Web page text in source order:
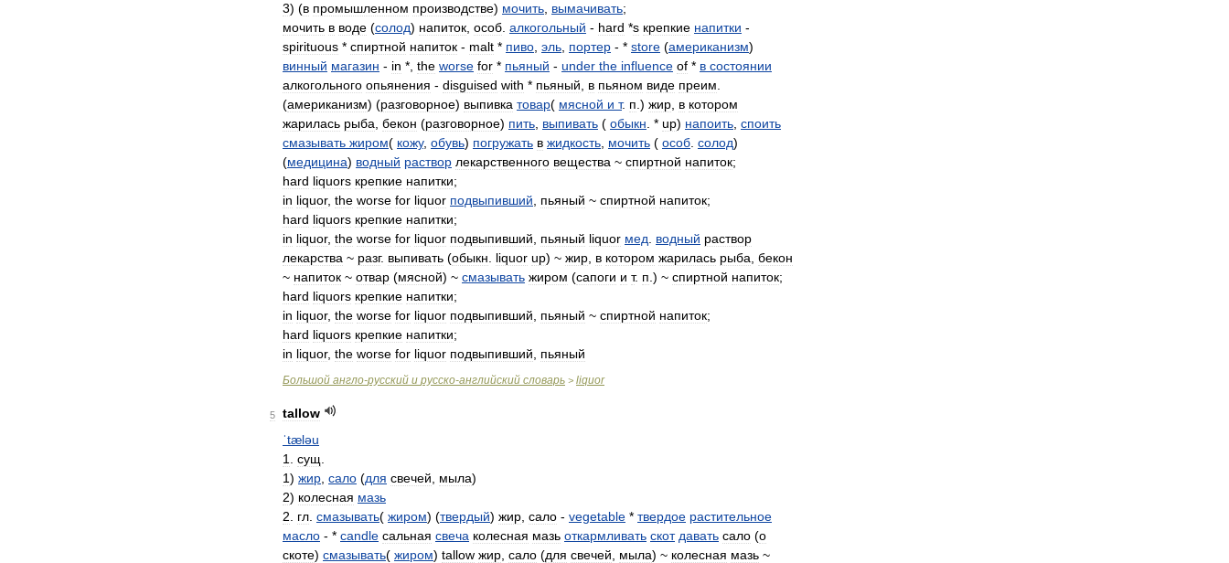
3) (в промышленном производстве) мочить вымачивать;
мочить в воде (солод) напиток особ алкогольный - hard *s крепкие напитки -
spirituous * спиртной напиток - malt * пиво эль портер - * store (американизм)
винный магазин - in *, the worse for * пьяный - under the influence of * в состоянии
алкогольного опьянения - disguised with * пьяный в пьяном виде преим
(американизм) (разговорное) выпивка товар( мясной и т. п .) жир в котором
жарилась рыба бекон (разговорное) пить выпивать ( обыкн . * up) напоить споить
смазывать жиром( кожу, обувь) погружать в жидкость мочить ( особ солод)
(медицина) водный раствор лекарственного вещества ~ спиртной напиток;
hard liquors крепкие напитки;
in liquor, the worse for liquor подвыпивший пьяный ~ спиртной напиток;
hard liquors крепкие напитки;
in liquor, the worse for liquor подвыпивший пьяный liquor мед водный раствор
лекарства ~ разг. выпивать (обыкн liquor up) ~ жир в котором жарилась рыба бекон
~ напиток ~ отвар (мясной) ~ смазывать жиром (сапоги и т. п .) ~ спиртной напиток;
hard liquors крепкие напитки;
in liquor, the worse for liquor подвыпивший пьяный ~ спиртной напиток;
hard liquors крепкие напитки;
in liquor, the worse for liquor подвыпивший пьяный
Большой англо-русский и русско-английский словарь > liquor
5
tallow
ˈtæləu
1
сущ
1) жир сало (для свечей мыла)
2) колесная мазь
2
гл смазывать( жиром) (твердый) жир сало - vegetable * твердое растительное
масло - * candle сальная свеча колесная мазь откармливать скот давать сало (о
скоте) смазывать( жиром) tallow жир сало (для свечей мыла) ~ колесная мазь ~